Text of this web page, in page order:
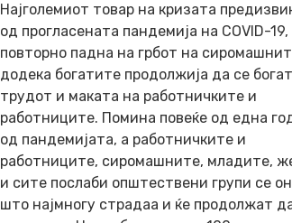
Најголемиот товар на кризата
од прогласената пандемија на COVID-19,
повторно падна на грбот на
додека богатите продолжија да се
трудот и маката на работничките и
работниците. Помина повеќе од една
од пандемијата, а работничките и
работниците, сиромашните, младите,
и сите послаби општествени групи се
што најмногу страдаа и ќе продолжат